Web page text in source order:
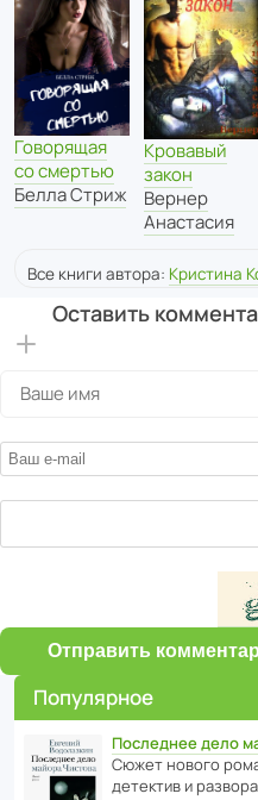
Говорящая
со смертью
Белла Стриж
Кровавый
закон
Вернер
Анастасия
Все книги автора: Кристина
Оставить
Отправить
Популярное
Последнее дело
Сюжет нового
дете­ктив и